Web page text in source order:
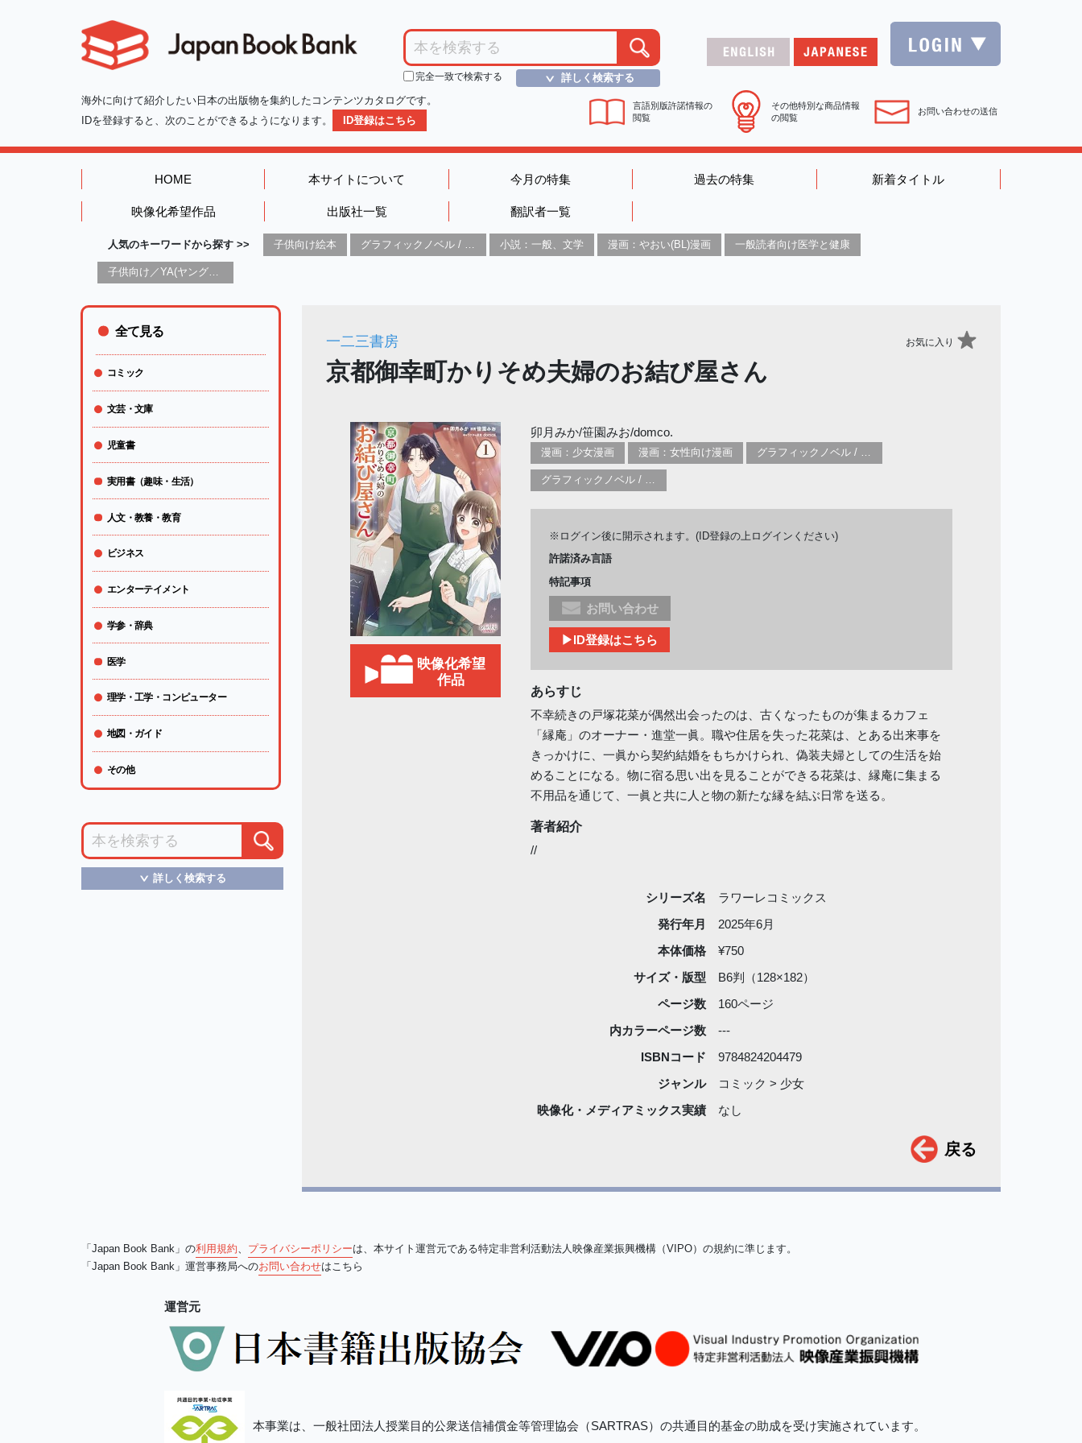
完全一致で検索する ＞
詳しく検索する
海外に向けて紹介したい日本の出版物を集約したコンテンツカタログです。
IDを登録すると、次のことができるようになります。
ID登録はこちら
言語別版許諾情報の
閲覧
その他特別な商品情報
の閲覧
お問い合わせの送信
HOME 本サイトについて 今月の特集 過去の特集 新着タイトル
映像化希望作品 出版社一覧 翻訳者一覧
人気のキーワードから探す >> 子供向け絵本 小説：一般、文学 漫画：やおい(BL)漫画 一般読者向け医学と健康
子供向け／YA(ヤングアダルト)向け一般：芸術&芸術家
一二三書房 お気に入り
京都御幸町かりそめ夫婦のお結び屋さん
映像化希望
作品
卯月みか/笹園みお/domco.
漫画：少女漫画 漫画：女性向け漫画 グラフィックノベル / コミックブック / 漫画：ファンタジー、奥義秘伝
グラフィックノベル / コミックブック / 漫画：スタイル / 伝統
※ログイン後に開示されます。(ID登録の上ログインください)
許諾済み言語
特記事項
お問い合わせ
▶ID登録はこちら
あらすじ
不幸続きの戸塚花菜が偶然出会ったのは、古くなったものが集まるカフェ
「縁庵」のオーナー・進堂一眞。職や住居を失った花菜は、とある出来事を
きっかけに、一眞から契約結婚をもちかけられ、偽装夫婦としての生活を始
めることになる。物に宿る思い出を見ることができる花菜は、縁庵に集まる
不用品を通じて、一眞と共に人と物の新たな縁を結ぶ日常を送る。
著者紹介
//
シリーズ名
ラワーレコミックス
発行年月
2025年6月
本体価格
¥750
サイズ・版型
B6判（128×182）
ページ数
160ページ
内カラーページ数
---
ISBNコード
9784824204479
ジャンル
コミック > 少女
映像化・ メディアミックス実績 なし
戻る
全て見る
コミック
文芸・文庫
児童書
実用書（趣味・生活）
人文・教養・教育
ビジネス
エンターテイメント
学参・辞典
医学
理学・工学・コンピューター
地図・ガイド
その他
＞詳しく検索する
「Japan Book Bank」の利用規約、 プライバシーポリシーは、本サイト運営元である特定非営利活動法人映像産業振興機構（VIPO）の規約に準じます。
「Japan Book Bank」運営事務局へのお問い合わせはこちら
運営元
本事業は、一般社団法人授業目的公衆送信補償金等管理協会（SARTRAS）の共通目的基金の助成を受け実施されています。